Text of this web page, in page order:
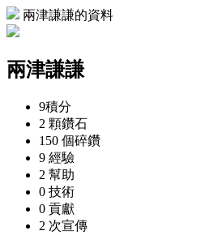
兩津謙謙的資料
兩津謙謙
9積分
2 顆鑽石
150 個碎鑽
9 經驗
2 幫助
0 技術
0 貢獻
2 次宣傳